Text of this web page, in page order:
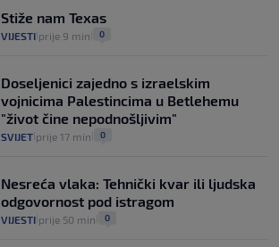
automobilom na Hvar iz Zagreba, a
koliko iz Osijeka
2. kol.
Stiže nam Texas
VIJESTI prije 9 min 0
Doseljenici zajedno s izraelskim
vojnicima Palestincima u Betlehemu
"život čine nepodnošljivim"
SVIJET prije 17 min 0
Nesreća vlaka: Tehnički kvar ili ljudska
odgovornost pod istragom
VIJESTI prije 50 min 0